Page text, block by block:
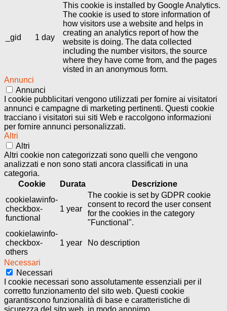
_gid 1 day
This cookie is installed by Google Analytics.
The cookie is used to store information of
how visitors use a website and helps in
creating an analytics report of how the
website is doing. The data collected
including the number visitors, the source
where they have come from, and the pages
visted in an anonymous form.
Annunci
Annunci
I cookie pubblicitari vengono utilizzati per fornire ai visitatori
annunci e campagne di marketing pertinenti. Questi cookie
tracciano i visitatori sui siti Web e raccolgono informazioni
per fornire annunci personalizzati.
Altri
Altri
Altri cookie non categorizzati sono quelli che vengono
analizzati e non sono stati ancora classificati in una
categoria.
Cookie
Durata
Descrizione
cookielawinfo-
checkbox-
functional
1 year
The cookie is set by GDPR cookie
consent to record the user consent
for the cookies in the category
"Functional".
cookielawinfo-
checkbox-
others
1 year No description
Necessari
Necessari
I cookie necessari sono assolutamente essenziali per il
corretto funzionamento del sito web. Questi cookie
garantiscono funzionalità di base e caratteristiche di
sicurezza del sito web, in modo anonimo.